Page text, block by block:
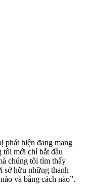
phát hiện đang mang
mới chỉ bắt đầu
chúng tôi tìm thấy
sở hữu những thanh
và bằng cách nào”.